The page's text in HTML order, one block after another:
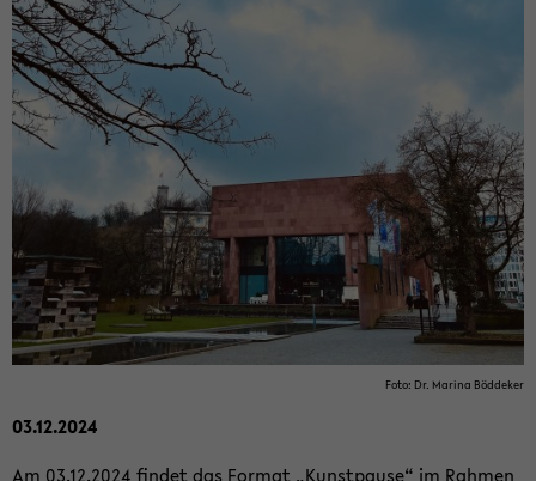
Foto: Dr. Ma­ri­na Böd­de­ker
03.12.2024
Am 03.12.2024 fin­det das For­mat „Kunst­pau­se“ im Rah­men